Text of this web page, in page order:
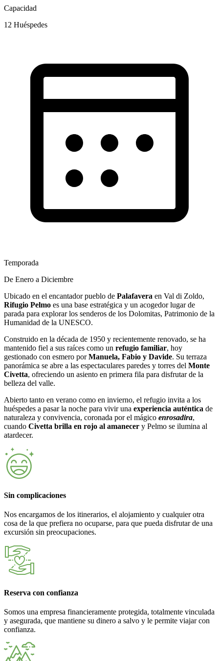
Capacidad
12 Huéspedes
Temporada
De Enero a Diciembre
Ubicado en el encantador pueblo de Palafavera en Val di Zoldo,
Rifugio Pelmo es una base estratégica y un acogedor lugar de
parada para explorar los senderos de los Dolomitas, Patrimonio de la
Humanidad de la UNESCO.
Construido en la década de 1950 y recientemente renovado, se ha
mantenido fiel a sus raíces como un refugio familiar, hoy
gestionado con esmero porManuela, Fabio y Davide. Su terraza
panorámica se abre a las espectaculares paredes y torres del Monte
Civetta, ofreciendo un asiento en primera fila para disfrutar de la
belleza del valle.
Abierto tanto en verano como en invierno, el refugio invita a los
huéspedes a pasar la noche para vivir una experiencia auténtica de
naturaleza y convivencia, coronada por el mágico enrosadira,
cuando Civetta brilla en rojo al amanecer y Pelmo se ilumina al
atardecer.
Sin complicaciones
Nos encargamos de los itinerarios, el alojamiento y cualquier otra
cosa de la que prefiera no ocuparse, para que pueda disfrutar de una
excursión sin preocupaciones.
Reserva con confianza
Somos una empresa financieramente protegida, totalmente vinculada
y asegurada, que mantiene su dinero a salvo y le permite viajar con
confianza.